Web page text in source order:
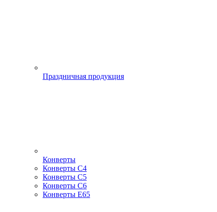
Праздничная продукция
Конверты
Конверты С4
Конверты С5
Конверты С6
Конверты Е65